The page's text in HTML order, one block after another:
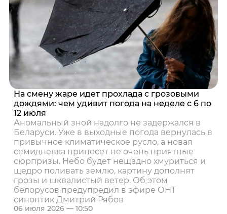
На смену жаре идет прохлада с грозовыми
дождями: чем удивит погода на неделе с 6 по
12 июля
Аномальный зной надолго не задержался в
Беларуси. Уже в выходные погода вернулась в
привычное климатическое русло, а новая
семидневка принесет не очень приятные
сюрпризы. Небо будет нещадно хмуриться и
щедро поливать землю, картину дополнят
грозы и шквалистый ветер. Об этом
белорусов предупредил в эфире ОНТ
синоптик Дмитрий Рябов
06 июля 2026 — 10:50